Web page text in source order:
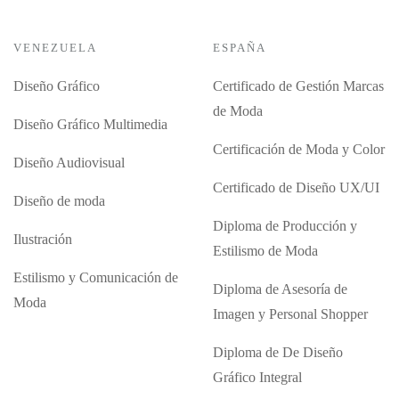
VENEZUELA
Diseño Gráfico
Diseño Gráfico Multimedia
Diseño Audiovisual
Diseño de moda
Ilustración
Estilismo y Comunicación de
Moda
ESPAÑA
Certificado de Gestión Marcas
de Moda
Certificación de Moda y Color
Certificado de Diseño UX/UI
Diploma de Producción y
Estilismo de Moda
Diploma de Asesoría de
Imagen y Personal Shopper
Diploma de De Diseño
Gráfico Integral